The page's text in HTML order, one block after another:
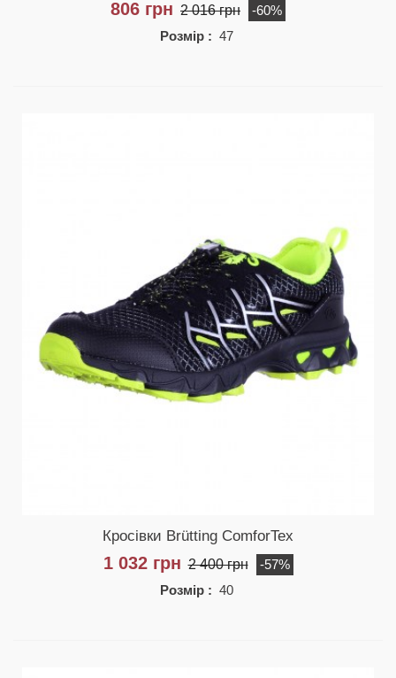
806 грн 2 016 грн
-60%
Розмір : 47
Кросівки Brütting ComforTex
1 032 грн 2 400 грн
-57%
Розмір : 40